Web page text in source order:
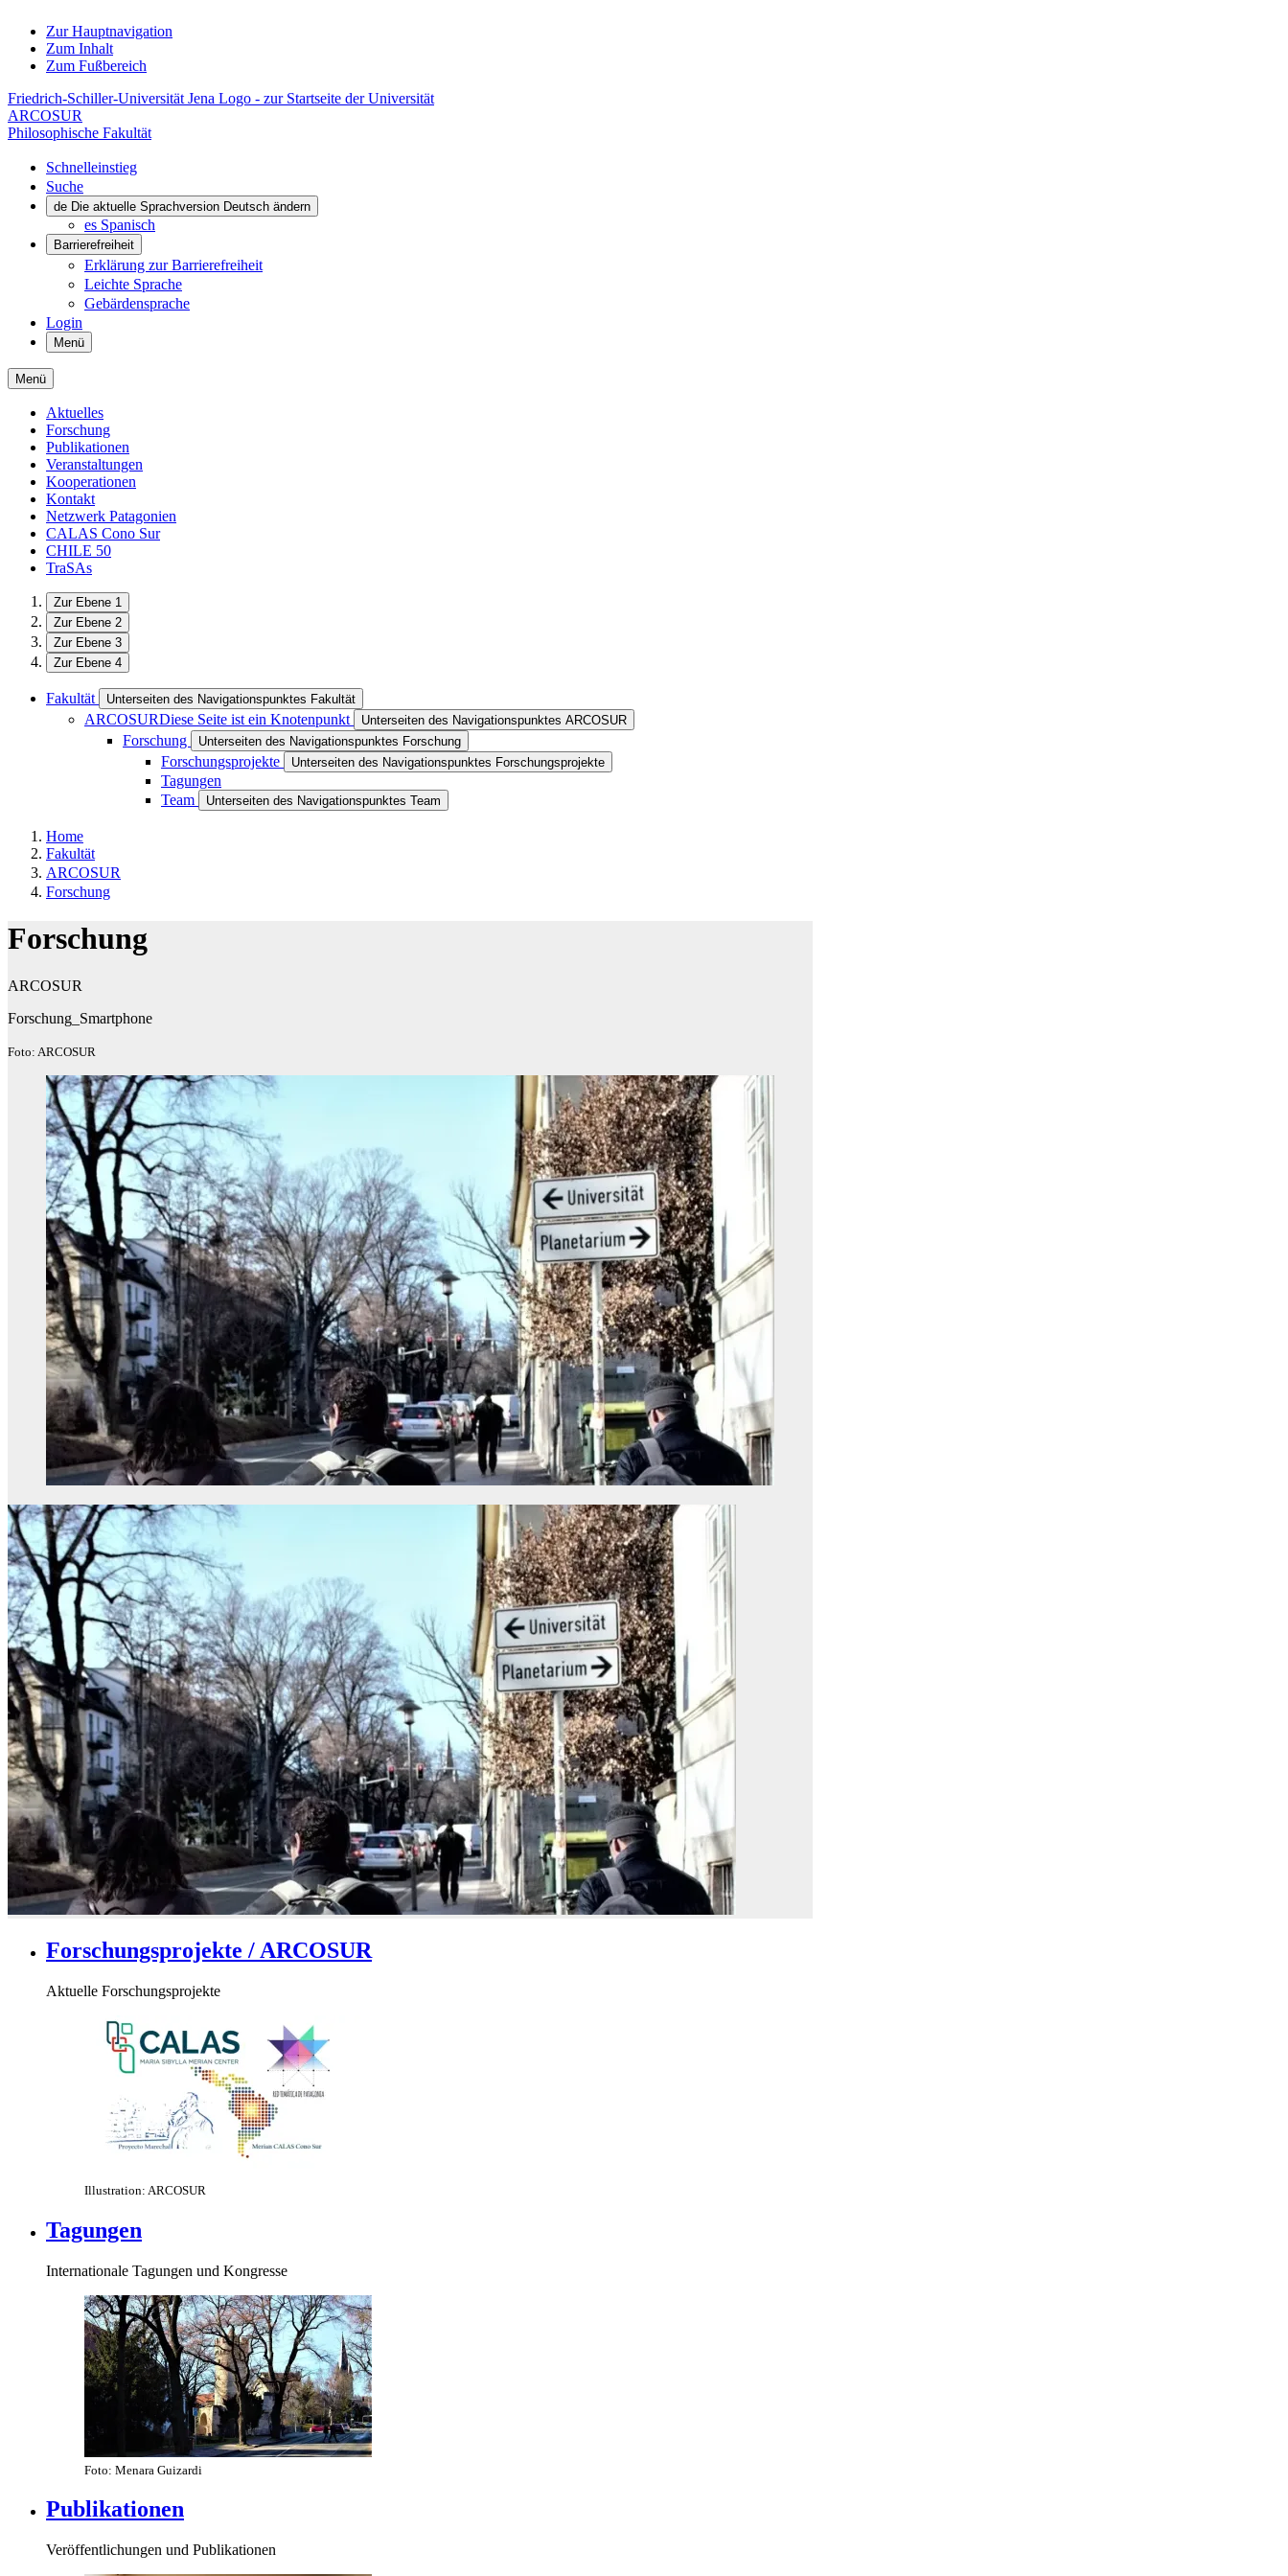
Zur Hauptnavigation
Zum Inhalt
Zum Fußbereich
Friedrich-Schiller-Universität Jena Logo - zur Startseite der Universität
ARCOSUR
Philosophische Fakultät
Schnelleinstieg
Suche
de Die aktuelle Sprachversion Deutsch ändern
es Spanisch
Barrierefreiheit
Erklärung zur Barrierefreiheit
Leichte Sprache
Gebärdensprache
Login
Menü
Menü
Aktuelles
Forschung
Publikationen
Veranstaltungen
Kooperationen
Kontakt
Netzwerk Patagonien
CALAS Cono Sur
CHILE 50
TraSAs
Zur Ebene 1
Zur Ebene 2
Zur Ebene 3
Zur Ebene 4
Fakultät Unterseiten des Navigationspunktes Fakultät
ARCOSURDiese Seite ist ein Knotenpunkt Unterseiten des Navigationspunktes ARCOSUR
Forschung Unterseiten des Navigationspunktes Forschung
Forschungsprojekte Unterseiten des Navigationspunktes Forschungsprojekte
Tagungen
Team
Unterseiten des Navigationspunktes Team
Home
Fakultät
ARCOSUR
Forschung
Forschung
ARCOSUR
Forschung_Smartphone
Foto: ARCOSUR
Forschungsprojekte / ARCOSUR
Aktuelle Forschungsprojekte
Illustration: ARCOSUR
Tagungen
Internationale Tagungen und Kongresse
Foto: Menara Guizardi
Publikationen
Veröffentlichungen und Publikationen